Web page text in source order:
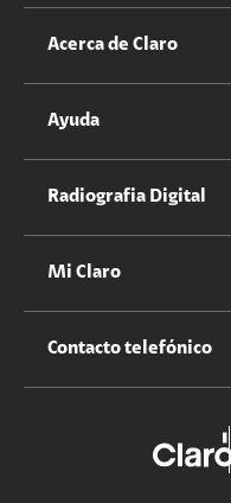
Servicios Móviles
Claro club
Acerca de Claro
Información Corporativa
Propietario terreno
Ayuda
Cotizador servicios
Durabilidad de bienes
Estado de Servicios
Radiografia Digital
Mi Claro
Iniciar sesión
Contacto telefónico